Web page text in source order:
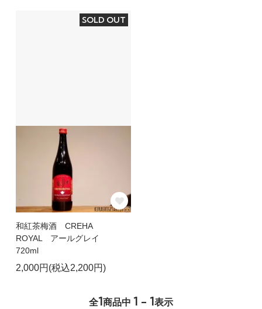
SOLD OUT
和紅茶梅酒 CREHA
ROYAL アールグレイ
720ml
2,000円(税込2,200円)
全1商品中 1 - 1表示